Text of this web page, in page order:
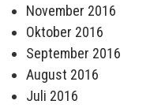
November 2016
Oktober 2016
September 2016
August 2016
Juli 2016